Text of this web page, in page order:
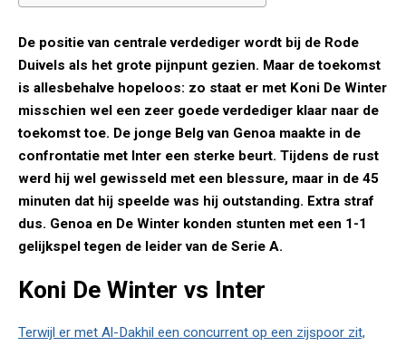
De positie van centrale verdediger wordt bij de Rode
Duivels als het grote pijnpunt gezien. Maar de toekomst
is allesbehalve hopeloos: zo staat er met Koni De Winter
misschien wel een zeer goede verdediger klaar naar de
toekomst toe. De jonge Belg van Genoa maakte in de
confrontatie met Inter een sterke beurt. Tijdens de rust
werd hij wel gewisseld met een blessure, maar in de 45
minuten dat hij speelde was hij outstanding. Extra straf
dus. Genoa en De Winter konden stunten met een 1-1
gelijkspel tegen de leider van de Serie A.
Koni De Winter vs Inter
Terwijl er met Al-Dakhil een concurrent op een zijspoor zit,